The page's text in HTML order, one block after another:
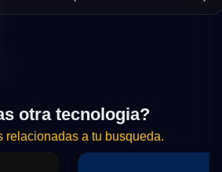
otra tecnologia?
relacionadas a tu busqueda.